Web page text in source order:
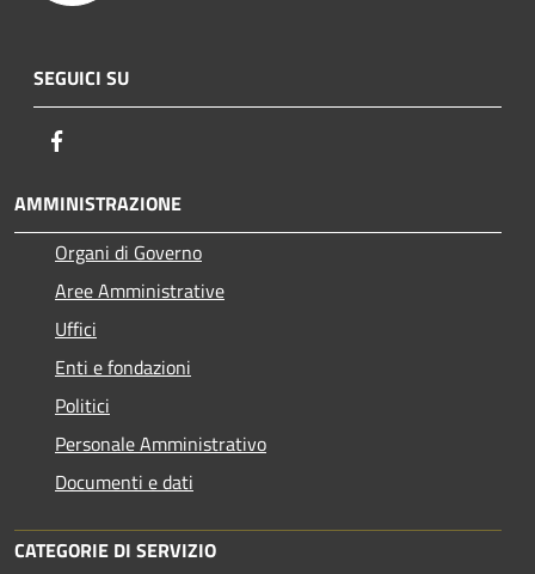
SEGUICI SU
AMMINISTRAZIONE
Organi di Governo
Aree Amministrative
Uffici
Enti e fondazioni
Politici
Personale Amministrativo
Documenti e dati
CATEGORIE DI SERVIZIO